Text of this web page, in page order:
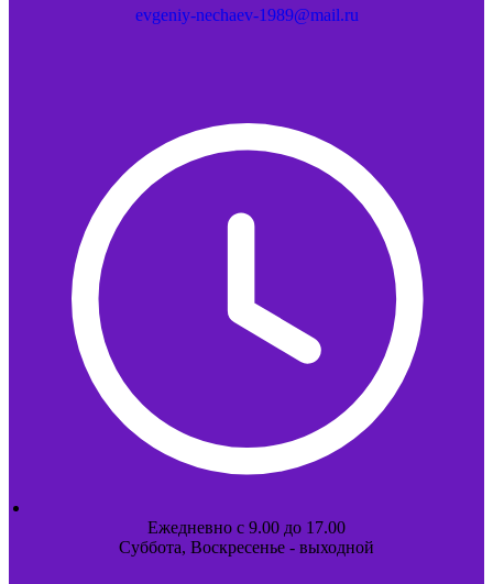
evgeniy-nechaev-1989@mail.ru
Ежедневно с 9.00 до 17.00
Суббота, Воскресенье - выходной